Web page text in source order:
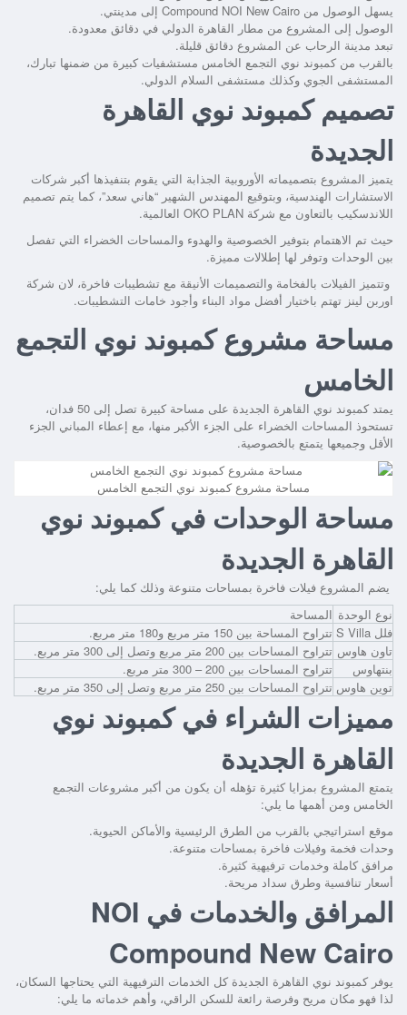
يسهل الوصول من Compound NOI New Cairo إلى مدينتي.
الوصول إلى المشروع من مطار القاهرة الدولي في دقائق معدودة.
تبعد مدينة الرحاب عن المشروع دقائق قليلة.
بالقرب من كمبوند نوي التجمع الخامس مستشفيات كبيرة من ضمنها تبارك،
المستشفى الجوي وكذلك مستشفى السلام الدولي.
تصميم كمبوند نوي القاهرة
الجديدة
يتميز المشروع بتصميماته الأوروبية الجذابة التي يقوم بتنفيذها أكبر شركات
الاستشارات الهندسية، وبتوقيع المهندس الشهير “هاني سعد”، كما يتم تصميم
اللاندسكيب بالتعاون مع شركة OKO PLAN العالمية.
حيث تم الاهتمام بتوفير الخصوصية والهدوء والمساحات الخضراء التي تفصل
بين الوحدات وتوفر لها إطلالات مميزة.
وتتميز الفيلات بالفخامة والتصميمات الأنيقة مع تشطيبات فاخرة، لان شركة
اوربن لينز تهتم باختيار أفضل مواد البناء وأجود خامات التشطيبات.
مساحة مشروع كمبوند نوي التجمع
الخامس
يمتد كمبوند نوي القاهرة الجديدة على مساحة كبيرة تصل إلى 50 فدان،
تستحوذ المساحات الخضراء على الجزء الأكبر منها، مع إعطاء المباني الجزء
الأقل وجميعها يتمتع بالخصوصية.
مساحة مشروع كمبوند نوي التجمع الخامس
مساحة الوحدات في كمبوند نوي
القاهرة الجديدة
يضم المشروع فيلات فاخرة بمساحات متنوعة وذلك كما يلي:
نوع الوحدة المساحة
فلل S Villa
تتراوح المساحة بين 150 متر مربع و180 متر مربع.
تاون هاوس تتراوح المساحات بين 200 متر مربع وتصل إلى 300 متر مربع.
بنتهاوس
تتراوح المساحات بين 200 – 300 متر مربع.
توين هاوس تتراوح المساحات بين 250 متر مربع وتصل إلى 350 متر مربع.
مميزات الشراء في كمبوند نوي
القاهرة الجديدة
يتمتع المشروع بمزايا كثيرة تؤهله أن يكون من أكبر مشروعات التجمع
الخامس ومن أهمها ما يلي:
موقع استراتيجي بالقرب من الطرق الرئيسية والأماكن الحيوية.
وحدات فخمة وفيلات فاخرة بمساحات متنوعة.
مرافق كاملة وخدمات ترفيهية كثيرة.
أسعار تنافسية وطرق سداد مريحة.
المرافق والخدمات في NOI
Compound New Cairo
يوفر كمبوند نوي القاهرة الجديدة كل الخدمات الترفيهية التي يحتاجها السكان،
لذا فهو مكان مريح وفرصة رائعة للسكن الراقي، وأهم خدماته ما يلي: